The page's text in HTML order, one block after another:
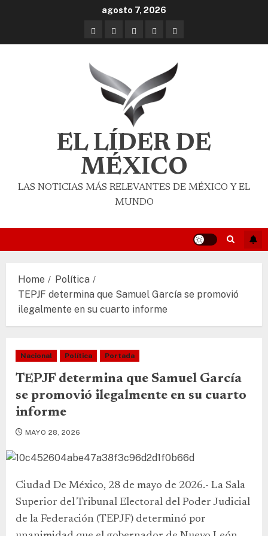
agosto 7, 2026
EL LÍDER DE
MÉXICO
LAS NOTICIAS MÁS RELEVANTES DE MÉXICO Y EL
MUNDO
Home
Política
TEPJF determina que Samuel García se promovió
ilegalmente en su cuarto informe
Nacional Política Portada
TEPJF determina que Samuel García
se promovió ilegalmente en su cuarto
informe
MAYO 28, 2026
Ciudad De México, 28 de mayo de 2026.- La Sala
Superior del Tribunal Electoral del Poder Judicial
de la Federación (TEPJF) determinó por